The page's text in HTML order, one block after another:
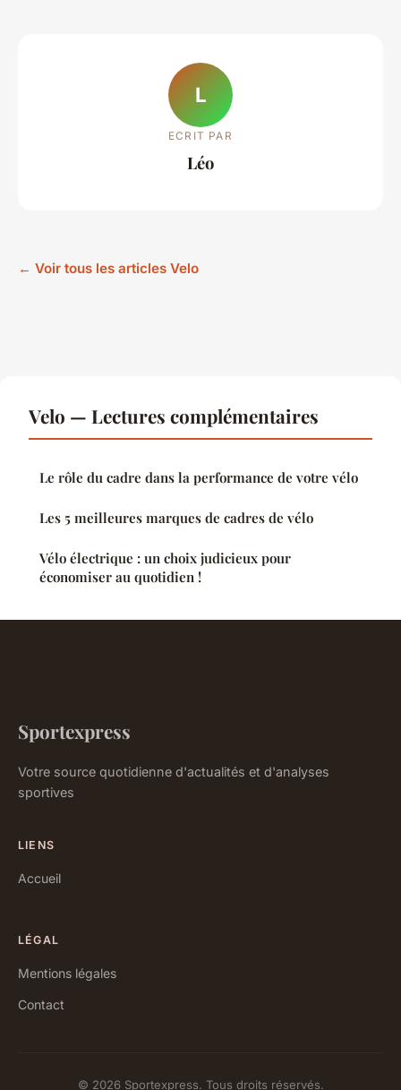
L
ECRIT PAR
Léo
← Voir tous les articles Velo
Velo — Lectures complémentaires
Le rôle du cadre dans la performance de votre vélo
Les 5 meilleures marques de cadres de vélo
Vélo électrique : un choix judicieux pour
économiser au quotidien !
Sportexpress
Votre source quotidienne d'actualités et d'analyses
sportives
LIENS
Accueil
LÉGAL
Mentions légales
Contact
© 2026 Sportexpress. Tous droits réservés.